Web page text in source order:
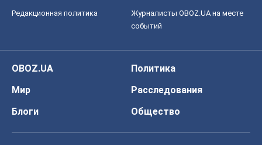
Редакционная политика
Журналисты OBOZ.UA на месте
событий
OBOZ.UA
Политика
Мир
Расследования
Блоги
Общество